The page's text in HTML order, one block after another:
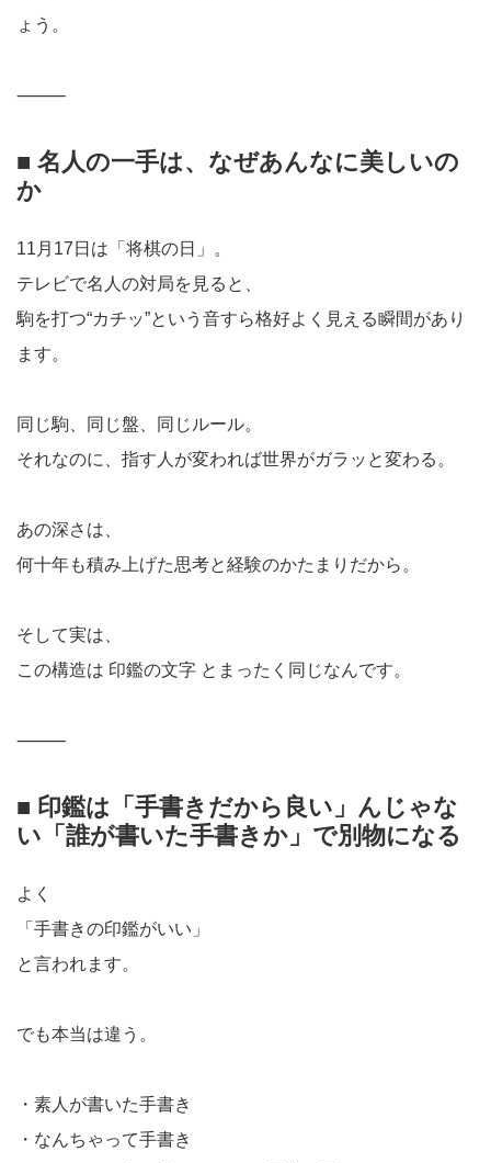
ょう。
⸻
■ 名人の一手は、なぜあんなに美しいの
か
11月17日は「将棋の日」。
テレビで名人の対局を見ると、
駒を打つ“カチッ”という音すら格好よく見える瞬間があり
ます。
同じ駒、同じ盤、同じルール。
それなのに、指す人が変われば世界がガラッと変わる。
あの深さは、
何十年も積み上げた思考と経験のかたまりだから。
そして実は、
この構造は 印鑑の文字 とまったく同じなんです。
⸻
■ 印鑑は「手書きだから良い」んじゃな
い「誰が書いた手書きか」で別物になる
よく
「手書きの印鑑がいい」
と言われます。
でも本当は違う。
・素人が書いた手書き
・なんちゃって手書き